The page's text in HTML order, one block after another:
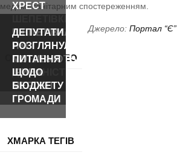
медико-санітарним спостереженням.
Джерело: Портал “Є”
ОСТАННІ ВІДЕО
ХРЕСТ
ПРОЗВІТУВАВ
ПРО
РІЧНУ
ДІЯЛЬНІСТЬ
ШЕПЕТІВЧАНИ,
ЯКІ
МОТИВУЮТЬ:
ІРИНА
МЕРЛЕНІ
ДЕПУТАТИ
РОЗГЛЯНУЛИ
ПИТАННЯ
ЩОДО
БЮДЖЕТУ
ГРОМАДИ
ХМАРКА ТЕГІВ